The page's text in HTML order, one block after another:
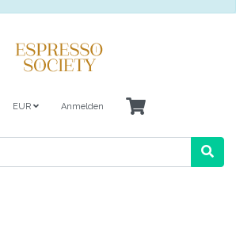
EUR Anmelden